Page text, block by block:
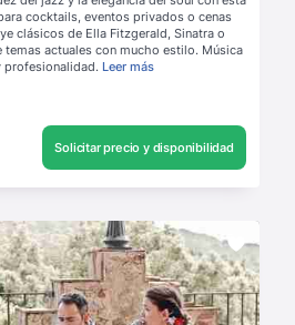
cocktails, eventos privados o cenas
clásicos de Ella Fitzgerald, Sinatra o
temas actuales con mucho estilo. Música
profesionalidad. Leer más
Solicitar precio y disponibilidad